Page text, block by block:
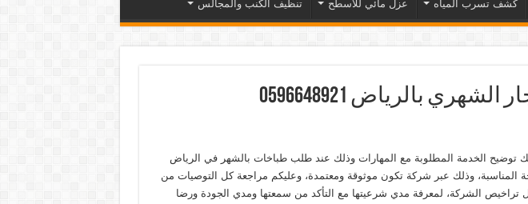
كشف تسرب المياه عزل مائي للأسطح تنظيف الكنب والمجالس
بالرياض 0596648921
توضيح الخدمة المطلوبة مع المهارات وذلك عند طلب طباخات بالشهر في الرياض
وذلك عبر شركة تكون موثوقة ومعتمدة، وعليكم مراجعة كل التوصيات من
تراخيص الشركة، لمعرفة مدي شرعيتها مع التأكد من سمعتها ومدي الجودة ورضا